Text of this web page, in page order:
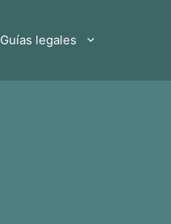
Guías legales